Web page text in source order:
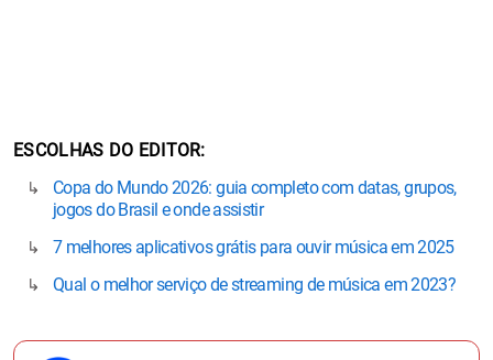
ESCOLHAS DO EDITOR
Copa do Mundo 2026: guia completo com datas, grupos,
jogos do Brasil e onde assistir
7 melhores aplicativos grátis para ouvir música em 2025
Qual o melhor serviço de streaming de música em 2023?